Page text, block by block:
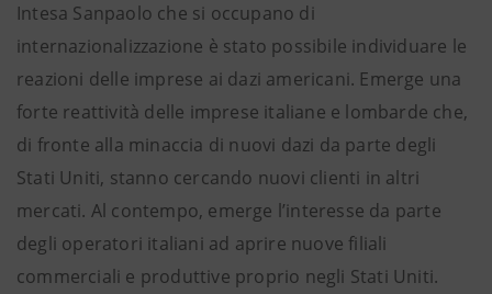
Intesa Sanpaolo che si occupano di
internazionalizzazione è stato possibile individuare le
reazioni delle imprese ai dazi americani. Emerge una
forte reattività delle imprese italiane e lombarde che,
di fronte alla minaccia di nuovi dazi da parte degli
Stati Uniti, stanno cercando nuovi clienti in altri
mercati. Al contempo, emerge l’interesse da parte
degli operatori italiani ad aprire nuove filiali
commerciali e produttive proprio negli Stati Uniti.